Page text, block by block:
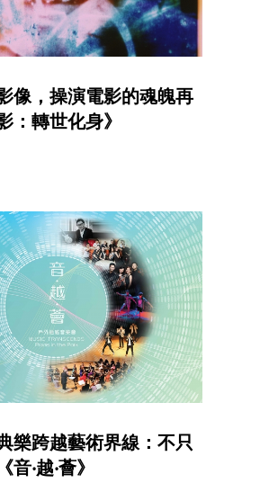
像，操演電影的魂魄再
：轉世化身》
樂跨越藝術界線：不只
‧越‧薈》